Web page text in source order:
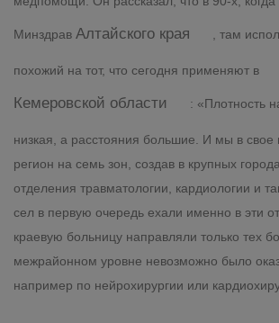
Минздрав Алтайского края , там
похожий на тот, что сегодня применяют в
Кемеровской области : «Плотность
низкая, а расстояния большие. И мы в свое
регион на семь зон, создав в крупных
отделения травматологии, кардиологии и
сел в первую очередь ехали именно в эти
краевую больницу направляли только тех
межрайонном уровне невозможно было
например по нейрохирургии или